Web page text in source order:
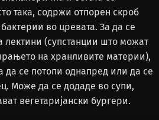
така, содржи отпорен скроб
во цревата. За да се
лектини (супстанции што можат
на хранливите материи),
да се потопи однапред или да се
Може да се додаде во супи,
вегетаријански бургери.